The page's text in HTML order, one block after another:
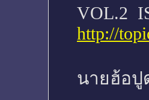
VOL.2
http://
นายฮ้อปู